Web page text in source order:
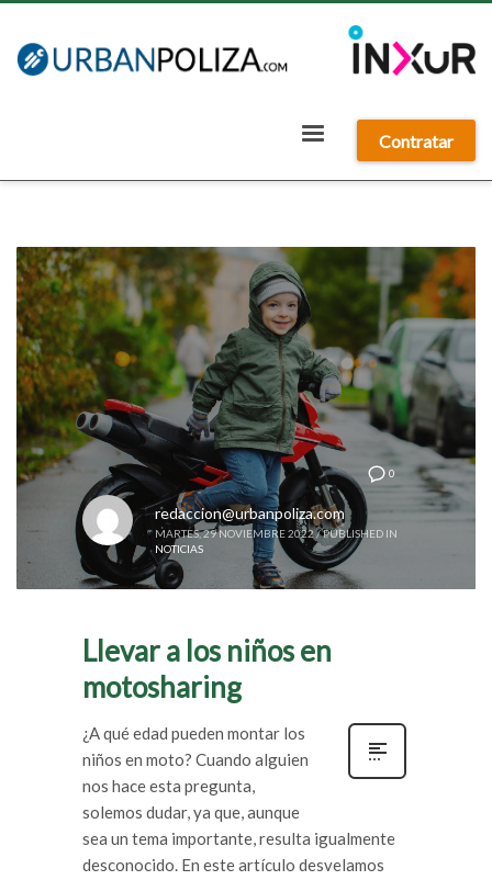
Contratar
0
redaccion@urbanpoliza.com
MARTES, 29 NOVIEMBRE 2022 /PUBLISHED IN
NOTICIAS
Llevar a los niños en
motosharing
¿A qué edad pueden montar los
niños en moto? Cuando alguien
nos hace esta pregunta,
solemos dudar, ya que, aunque
sea un tema importante, resulta igualmente
desconocido. En este artículo desvelamos